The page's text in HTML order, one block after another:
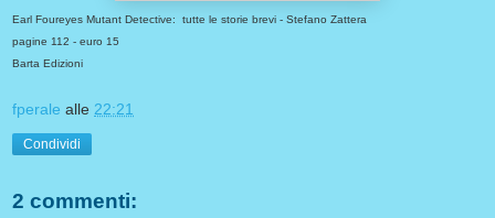
Earl Foureyes Mutant Detective: tutte le storie brevi - Stefano Zattera
pagine 112 - euro 15
Barta Edizioni
fperale alle 22:21
Condividi
2 commenti: